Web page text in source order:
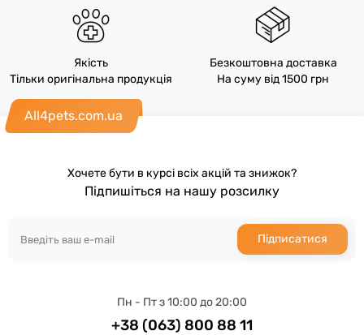
Якість
Тільки оригінальна продукція
Безкоштовна доставка
На суму від 1500 грн
All4pets.com.ua
Хочете бути в курсі всіх акцій та знижок?
Підпишіться на нашу розсилку
Підписатися
Пн - Пт з 10:00 до 20:00
+38 (063) 800 88 11